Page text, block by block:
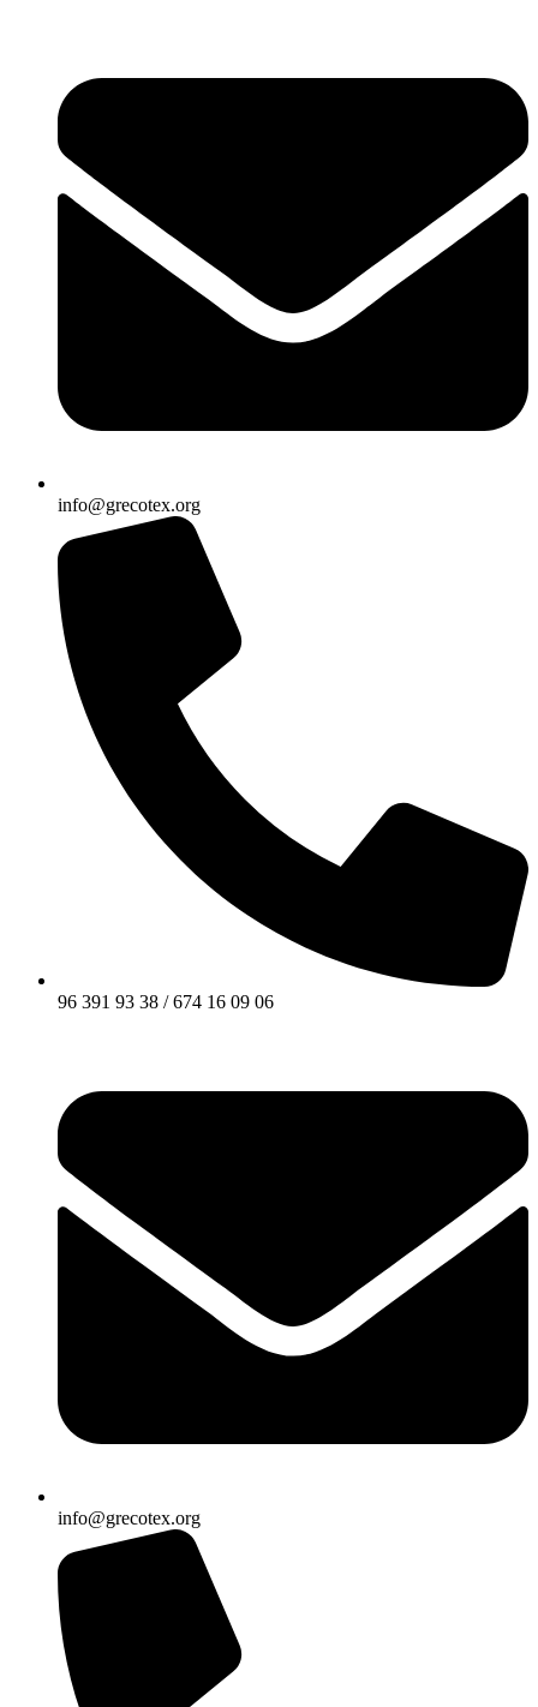
info@grecotex.org
96 391 93 38 / 674 16 09 06
info@grecotex.org